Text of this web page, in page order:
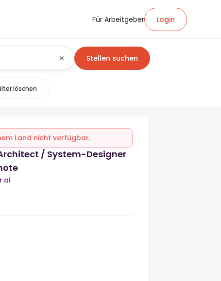
Für Arbeitgeber Login
Stellen suchen
löschen
Land nicht verfügbar.
/ System-Designer